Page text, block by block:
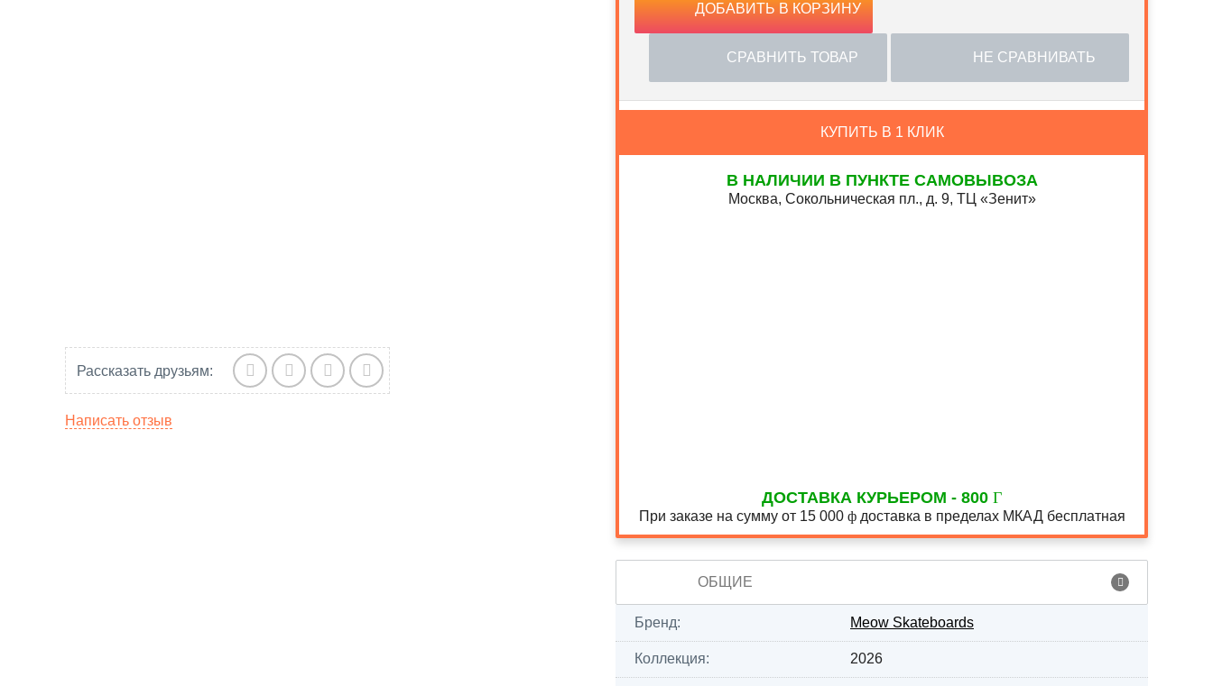
Рассказать друзьям:
Написать отзыв
ДОБАВИТЬ В КОРЗИНУ
СРАВНИТЬ ТОВАР НЕ СРАВНИВАТЬ
КУПИТЬ В 1 КЛИК
В НАЛИЧИИ В ПУНКТЕ САМОВЫВОЗА
Москва, Сокольническая пл., д. 9, ТЦ «Зенит»
ДОСТАВКА КУРЬЕРОМ - 800
При заказе на сумму от 15 000 доставка в пределах МКАД бесплатная
ОБЩИЕ
Бренд: Meow Skateboards
Коллекция: 2026